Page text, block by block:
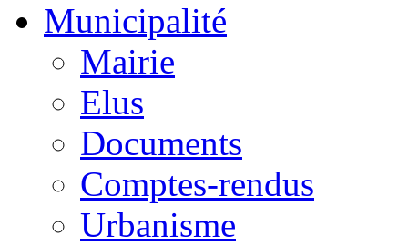
Municipalité
Mairie
Elus
Documents
Comptes-rendus
Urbanisme